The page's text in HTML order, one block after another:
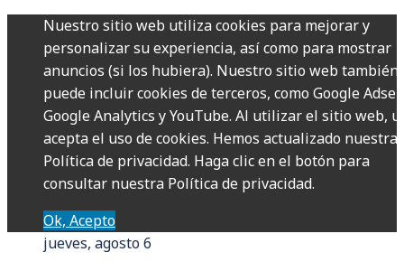
Nuestro sitio web utiliza cookies para mejorar y
personalizar su experiencia, así como para mostrar
anuncios (si los hubiera). Nuestro sitio web también
puede incluir cookies de terceros, como Google
Google Analytics y YouTube. Al utilizar el sitio web,
acepta el uso de cookies. Hemos actualizado nuestra
Política de privacidad. Haga clic en el botón para
consultar nuestra Política de privacidad.
Ok, Acepto
jueves, agosto 6